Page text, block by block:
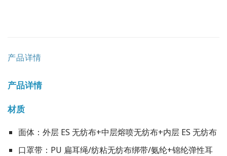
产品详情
产品详情
材质
面体：外层 ES 无纺布+中层熔喷无纺布+内层 ES 无纺布
口罩带：PU 扁耳绳/纺粘无纺布绑带/氨纶+锦纶弹性耳